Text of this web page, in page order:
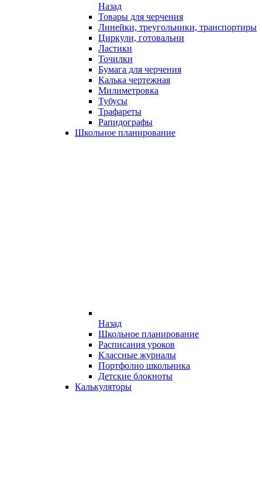
Назад
Товары для черчения
Линейки, треугольники, транспортиры
Циркули, готовальни
Ластики
Точилки
Бумага для черчения
Калька чертежная
Милиметровка
Тубусы
Трафареты
Рапидографы
Школьное планирование
Назад
Школьное планирование
Расписания уроков
Классные журналы
Портфолио школьника
Детские блокноты
Калькуляторы